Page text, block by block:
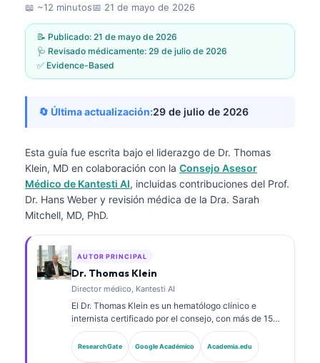
📖 ~12 minutos📅 21 de mayo de 2026
📝 Publicado: 21 de mayo de 2026
🩺 Revisado médicamente: 29 de julio de 2026
✅ Evidence-Based
🔄 Última actualización:29 de julio de 2026
Esta guía fue escrita bajo el liderazgo de Dr. Thomas
Klein, MD en colaboración con la Consejo Asesor
Médico de Kantesti AI, incluidas contribuciones del Prof.
Dr. Hans Weber y revisión médica de la Dra. Sarah
Mitchell, MD, PhD.
AUTOR PRINCIPAL
Dr. Thomas Klein
Director médico, Kantesti AI
El Dr. Thomas Klein es un hematólogo clínico e
internista certificado por el consejo, con más de 15
años de experiencia en medicina de laboratorio y
análisis clínico asistido por IA. Como Director Médico
(Chief Medical Officer) en Kantesti AI, proporciona
ResearchGate Google Académico Academia.edu